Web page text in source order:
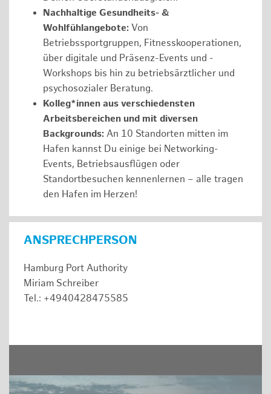
Nachhaltige Gesundheits- &
Wohlfühlangebote: Von
Betriebssportgruppen, Fitnesskooperationen,
über digitale und Präsenz-Events und -
Workshops bis hin zu betriebsärztlicher und
psychosozialer Beratung.
Kolleg*innen aus verschiedensten
Arbeitsbereichen und mit diversen
Backgrounds: An 10 Standorten mitten im
Hafen kannst Du einige bei Networking-
Events, Betriebsausflügen oder
Standortbesuchen kennenlernen – alle tragen
den Hafen im Herzen!
ANSPRECHPERSON
Hamburg Port Authority
Miriam Schreiber
Tel.: +4940428475585